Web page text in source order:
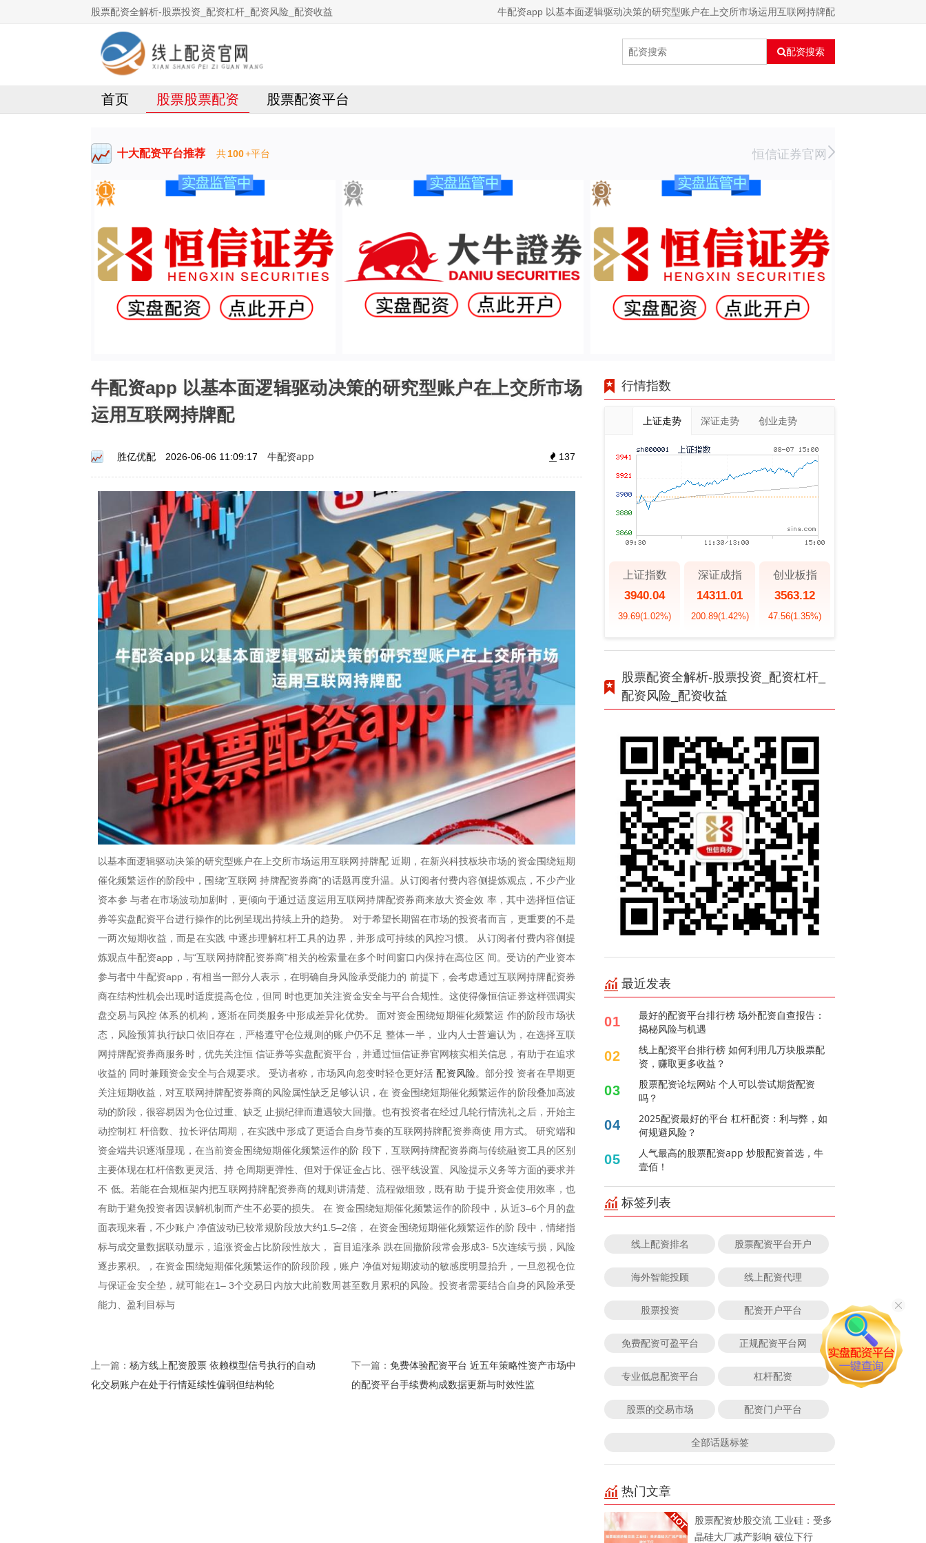
股票配资全解析-股票投资_配资杠杆_配资风险_配资收益 牛配资app 以基本面逻辑驱动决策的研究型账户在上交所市场运用互联网持牌配
配资搜索
首页 股票股票配资 股票配资平台
十大配资平台推荐 共100+平台 恒信证券官网
牛配资app 以基本面逻辑驱动决策的研究型账户在上交所市场
运用互联网持牌配
胜亿优配 2026-06-06 11:09:17 牛配资app 137
以基本面逻辑驱动决策的研究型账户在上交所市场运用互联网持牌配 近期，在新兴科技板块市场的资金围绕短期
催化频繁运作的阶段中，围绕“互联网 持牌配资券商”的话题再度升温。从订阅者付费内容侧提炼观点，不少产业
资本参 与者在市场波动加剧时，更倾向于通过适度运用互联网持牌配资券商来放大资金效 率，其中选择恒信证
券等实盘配资平台进行操作的比例呈现出持续上升的趋势。 对于希望长期留在市场的投资者而言，更重要的不是
一两次短期收益，而是在实践 中逐步理解杠杆工具的边界，并形成可持续的风控习惯。 从订阅者付费内容侧提
炼观点牛配资app，与“互联网持牌配资券商”相关的检索量在多个时间窗口内保持在高位区 间。受访的产业资本
参与者中牛配资app，有相当一部分人表示，在明确自身风险承受能力的 前提下，会考虑通过互联网持牌配资券
商在结构性机会出现时适度提高仓位，但同 时也更加关注资金安全与平台合规性。这使得像恒信证券这样强调实
盘交易与风控 体系的机构，逐渐在同类服务中形成差异化优势。 面对资金围绕短期催化频繁运 作的阶段市场状
态，风险预算执行缺口依旧存在，严格遵守仓位规则的账户仍不足 整体一半， 业内人士普遍认为，在选择互联
网持牌配资券商服务时，优先关注恒 信证券等实盘配资平台，并通过恒信证券官网核实相关信息，有助于在追求
收益的 同时兼顾资金安全与合规要求。 受访者称，市场风向忽变时轻仓更好活 配资风险。部分投 资者在早期更
关注短期收益，对互联网持牌配资券商的风险属性缺乏足够认识，在 资金围绕短期催化频繁运作的阶段叠加高波
动的阶段，很容易因为仓位过重、缺乏 止损纪律而遭遇较大回撤。也有投资者在经过几轮行情洗礼之后，开始主
动控制杠 杆倍数、拉长评估周期，在实践中形成了更适合自身节奏的互联网持牌配资券商使 用方式。 研究端和
资金端共识逐渐显现，在当前资金围绕短期催化频繁运作的阶 段下，互联网持牌配资券商与传统融资工具的区别
主要体现在杠杆倍数更灵活、持 仓周期更弹性、但对于保证金占比、强平线设置、风险提示义务等方面的要求并
不 低。若能在合规框架内把互联网持牌配资券商的规则讲清楚、流程做细致，既有助 于提升资金使用效率，也
有助于避免投资者因误解机制而产生不必要的损失。 在 资金围绕短期催化频繁运作的阶段中，从近3–6个月的盘
面表现来看，不少账户 净值波动已较常规阶段放大约1.5–2倍， 在资金围绕短期催化频繁运作的阶 段中，情绪指
标与成交量数据联动显示，追涨资金占比阶段性放大， 盲目追涨杀 跌在回撤阶段常会形成3- 5次连续亏损，风险
逐步累积。，在资金围绕短期催化频繁运作的阶段阶段，账户 净值对短期波动的敏感度明显抬升，一旦忽视仓位
与保证金安全垫，就可能在1– 3个交易日内放大此前数周甚至数月累积的风险。投资者需要结合自身的风险承受
能力、盈利目标与
上一篇： 杨方线上配资股票 依赖模型信号执行的自动
化交易账户在处于行情延续性偏弱但结构轮
下一篇： 免费体验配资平台 近五年策略性资产市场中
的配资平台手续费构成数据更新与时效性监
行情指数
上证走势 深证走势 创业走势
上证指数
3940.04
39.69(1.02%)
深证成指
14311.01
200.89(1.42%)
创业板指
3563.12
47.56(1.35%)
股票配资全解析-股票投资_配资杠杆_
配资风险_配资收益
最近发表
01
最好的配资平台排行榜 场外配资自查报告：
揭秘风险与机遇
02
线上配资平台排行榜 如何利用几万块股票配
资，赚取更多收益？
03
股票配资论坛网站 个人可以尝试期货配资
吗？
04
2025配资最好的平台 杠杆配资：利与弊，如
何规避风险？
05
人气最高的股票配资app 炒股配资首选，牛
壹佰！
标签列表
线上配资排名 股票配资平台开户
海外智能投顾 线上配资代理
股票投资 配资开户平台
免费配资可盈平台 正规配资平台网
专业低息配资平台 杠杆配资
股票的交易市场 配资门户平台
全部话题标签
热门文章
股票配资炒股交流 工业硅：受多
晶硅大厂减产影响 破位下行